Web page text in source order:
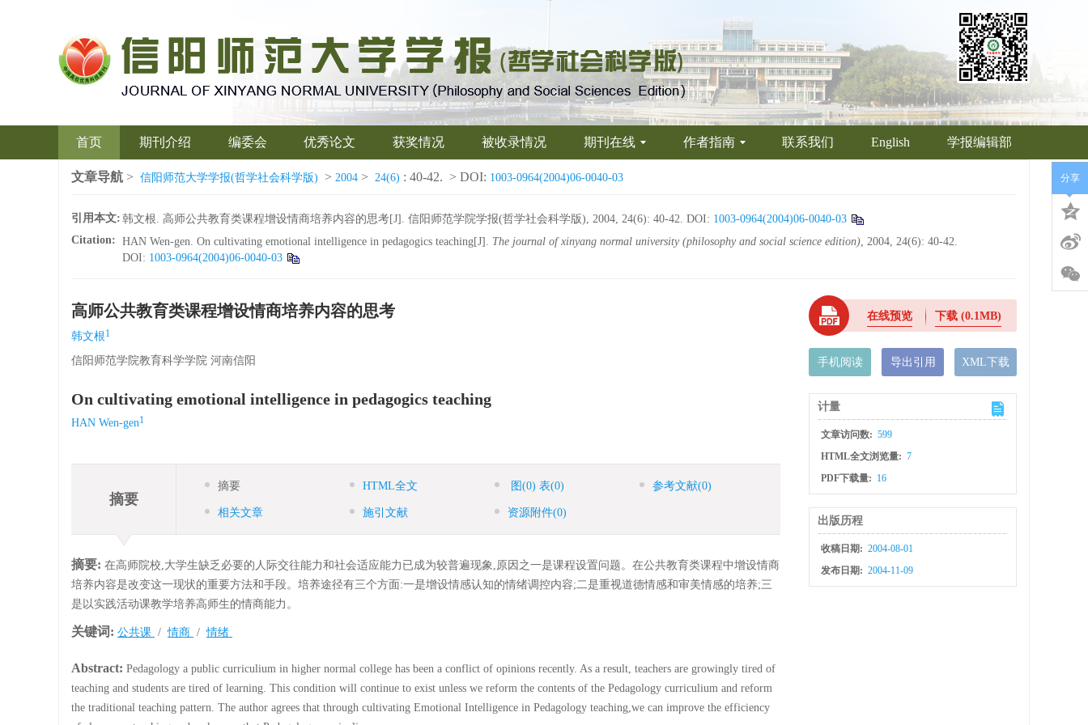
首页 期刊介绍 编委会 优秀论文 获奖情况 被收录情况 期刊在线 作者指南 联系我们 English 学报编辑部
文章导航 > 信阳师范大学学报(哲学社会科学版) > 2004 > 24(6) : 40-42. > DOI: 1003-0964(2004)06-0040-03
引用本文: 韩文根. 高师公共教育类课程增设情商培养内容的思考[J]. 信阳师范学院学报(哲学社会科学版), 2004, 24(6): 40-42. DOI: 1003-0964(2004)06-0040-03
Citation: HAN Wen-gen. On cultivating emotional intelligence in pedagogics teaching[J]. The journal of xinyang normal university (philosophy and social science edition), 2004, 24(6): 40-42.
DOI: 1003-0964(2004)06-0040-03
高师公共教育类课程增设情商培养内容的思考
韩文根1
信阳师范学院教育科学学院 河南信阳
On cultivating emotional intelligence in pedagogics teaching
HAN Wen-gen1
摘要
摘要 HTML全文 图 (0) 表(0) 参考文献(0)
相关文章 施引文献 资源附件(0)
摘要: 在高师院校,大学生缺乏必要的人际交往能力和社会适应能力已成为较普遍现象,原因之一是课程设置问题。在公共教育类课程中增设情商
培养内容是改变这一现状的重要方法和手段。培养途径有三个方面:一是增设情感认知的情绪调控内容;二是重视道德情感和审美情感的培养;三
是以实践活动课教学培养高师生的情商能力。
关键词: 公共课 /情商 /情绪
Abstract: Pedagology a public curriculium in higher normal college has been a conflict of opinions recently. As a result, teachers are growingly tired of
teaching and students are tired of learning. This condition will continue to exist unless we reform the contents of the Pedagology curriculium and reform
the traditional teaching pattern. The author agrees that through cultivating Emotional Intelligence in Pedagology teaching,we can improve the efficiency
在线预览 下载(0.1MB)
手机阅读 导出引用 XML下载
计量
文章访问数: 599
HTML全文浏览量: 7
PDF下载量: 16
出版历程
收稿日期: 2004-08-01
发布日期: 2004-11-09
分享